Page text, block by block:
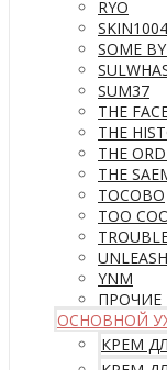
RYO
SKIN1004
SOME
SUM37
THE
THE
THE
THE
TOCOBO
TOO
YNM
ПРОЧИЕ
ОСНОВНОЙ
КРЕМ